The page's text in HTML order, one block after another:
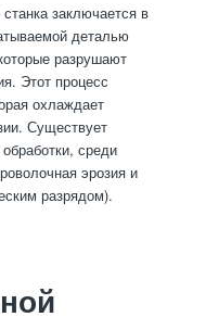
заключается в
деталью
разрушают
Этот процесс
охлаждает
Существует
среди
эрозия и
разрядом).